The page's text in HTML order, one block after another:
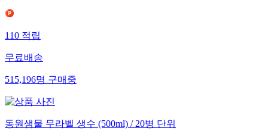
110 적립
무료배송
515,196명 구매중
동원샘물 무라벨 생수 (500ml) / 20병 단위